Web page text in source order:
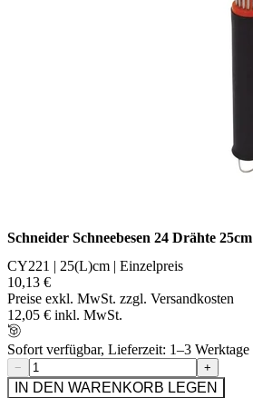
Schneider Schneebesen 24 Drähte 25cm
CY221 | 25(L)cm | Einzelpreis
10,13 €
Preise exkl. MwSt. zzgl. Versandkosten
12,05 € inkl. MwSt.
Sofort verfügbar, Lieferzeit: 1–3 Werktage
− +
IN DEN WARENKORB LEGEN